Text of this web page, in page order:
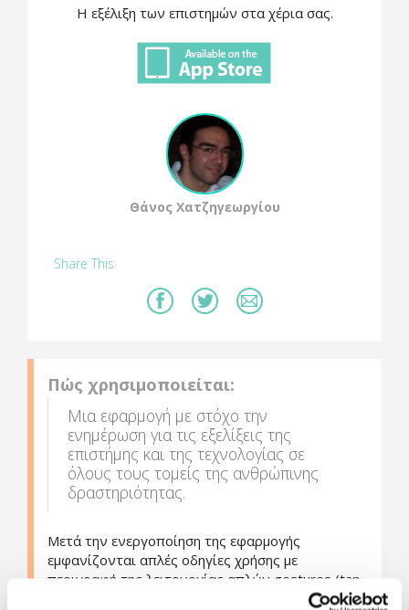
Η εξέλιξη των επιστημών στα χέρια σας.
Θάνος Χατζηγεωργίου
Share This
Πώς χρησιμοποιείται:
Μια εφαρμογή με στόχο την
ενημέρωση για τις εξελίξεις της
επιστήμης και της τεχνολογίας σε
όλους τους τομείς της ανθρώπινης
δραστηριότητας.
Μετά την ενεργοποίηση της εφαρμογής
εμφανίζονται απλές οδηγίες χρήσης με
περιγραφή της λειτουργίας απλών gestures (tap
με ένα δάκτυλο, tap με δύο δάκτυλα, pinch,